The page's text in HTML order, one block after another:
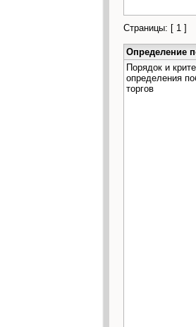
Страницы: [ 1 ]
Определение
Порядок и
определения
торгов